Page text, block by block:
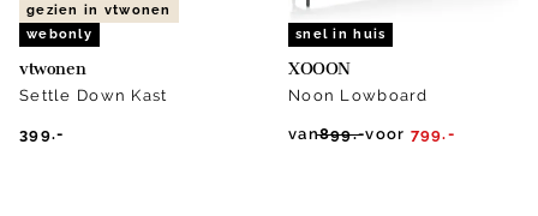
gezien in vtwonen
webonly
vtwonen
Settle Down Kast
399.-
snel in huis
XOOON
Noon Lowboard
van899.-voor 799.-